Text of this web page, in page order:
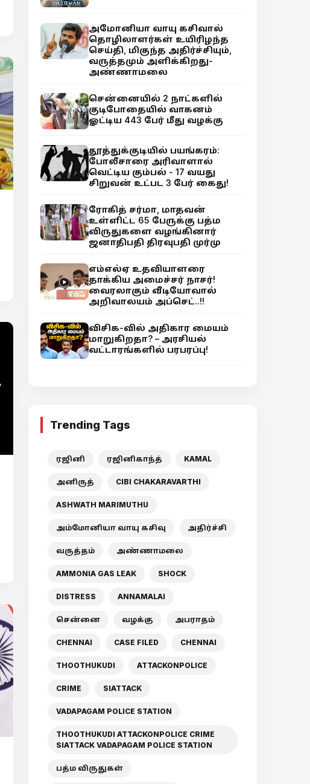
அமோனியா வாயு கசிவால்
தொழிலாளர்கள் உயிரிழந்த
செய்தி, மிகுந்த அதிர்ச்சியும்,
வருத்தமும் அளிக்கிறது-
அண்ணாமலை
சென்னையில் 2 நாட்களில்
குடிபோதையில் வாகனம்
ஓட்டிய 443 பேர் மீது வழக்கு
தூத்துக்குடியில் பயங்கரம்:
போலீசாரை அரிவாளால்
வெட்டிய கும்பல் - 17 வயது
சிறுவன் உட்பட 3 பேர் கைது!
ரோகித் சர்மா, மாதவன்
உள்ளிட்ட 65 பேருக்கு பத்ம
விருதுகளை வழங்கினார்
ஜனாதிபதி திரவுபதி முர்மு
எம்எல்ஏ உதவியாளரை
தாக்கிய அமைச்சர் நாசர்!
வைரலாகும் வீடியோவால்
அறிவாலயம் அப்செட்..!!
விசிக-வில் அதிகார மையம்
மாறுகிறதா? – அரசியல்
வட்டாரங்களில் பரபரப்பு!
Trending Tags
ரஜினி ரஜினிகாந்த் KAMAL
அனிருத் CIBI CHAKARAVARTHI
ASHWATH MARIMUTHU
அம்மோனியா வாயு கசிவு அதிர்ச்சி
வருத்தம் அண்ணாமலை
AMMONIA GAS LEAK SHOCK
DISTRESS ANNAMALAI
சென்னை வழக்கு அபராதம்
CHENNAI CASE FILED CHENNAI
THOOTHUKUDI ATTACKONPOLICE
CRIME SIATTACK
VADAPAGAM POLICE STATION
THOOTHUKUDI ATTACKONPOLICE CRIME
SIATTACK VADAPAGAM POLICE STATION
பத்ம விருதுகள்